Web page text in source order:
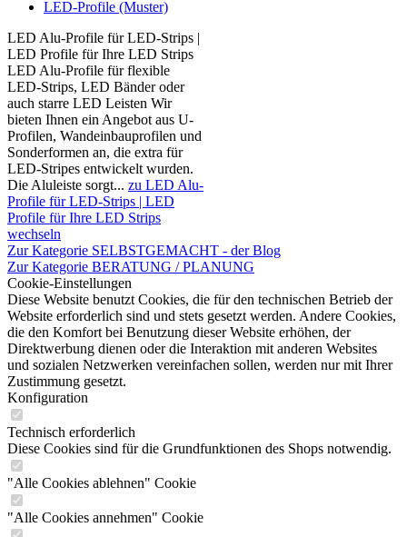
LED-Profile (Muster)
LED Alu-Profile für LED-Strips |
LED Profile für Ihre LED Strips
LED Alu-Profile für flexible
LED-Strips, LED Bänder oder
auch starre LED Leisten Wir
bieten Ihnen ein Angebot aus U-
Profilen, Wandeinbauprofilen und
Sonderformen an, die extra für
LED-Stripes entwickelt wurden.
Die Aluleiste sorgt... zu LED Alu-
Profile für LED-Strips | LED
Profile für Ihre LED Strips
wechseln
Zur Kategorie SELBSTGEMACHT - der Blog
Zur Kategorie BERATUNG / PLANUNG
Cookie-Einstellungen
Diese Website benutzt Cookies, die für den technischen Betrieb der
Website erforderlich sind und stets gesetzt werden. Andere Cookies,
die den Komfort bei Benutzung dieser Website erhöhen, der
Direktwerbung dienen oder die Interaktion mit anderen Websites
und sozialen Netzwerken vereinfachen sollen, werden nur mit Ihrer
Zustimmung gesetzt.
Konfiguration
Technisch erforderlich
Diese Cookies sind für die Grundfunktionen des Shops notwendig.
"Alle Cookies ablehnen" Cookie
"Alle Cookies annehmen" Cookie